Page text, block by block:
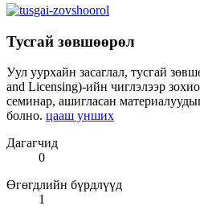
Тусгай зөвшөөрөл
Уул уурхайн засаглал, тусгай
and Licensing)-ийн чиглэлээр
семинар, ашигласан
болно. цааш унших
Дагагчид
0
Өгөгдлийн бүрдлүүд
1